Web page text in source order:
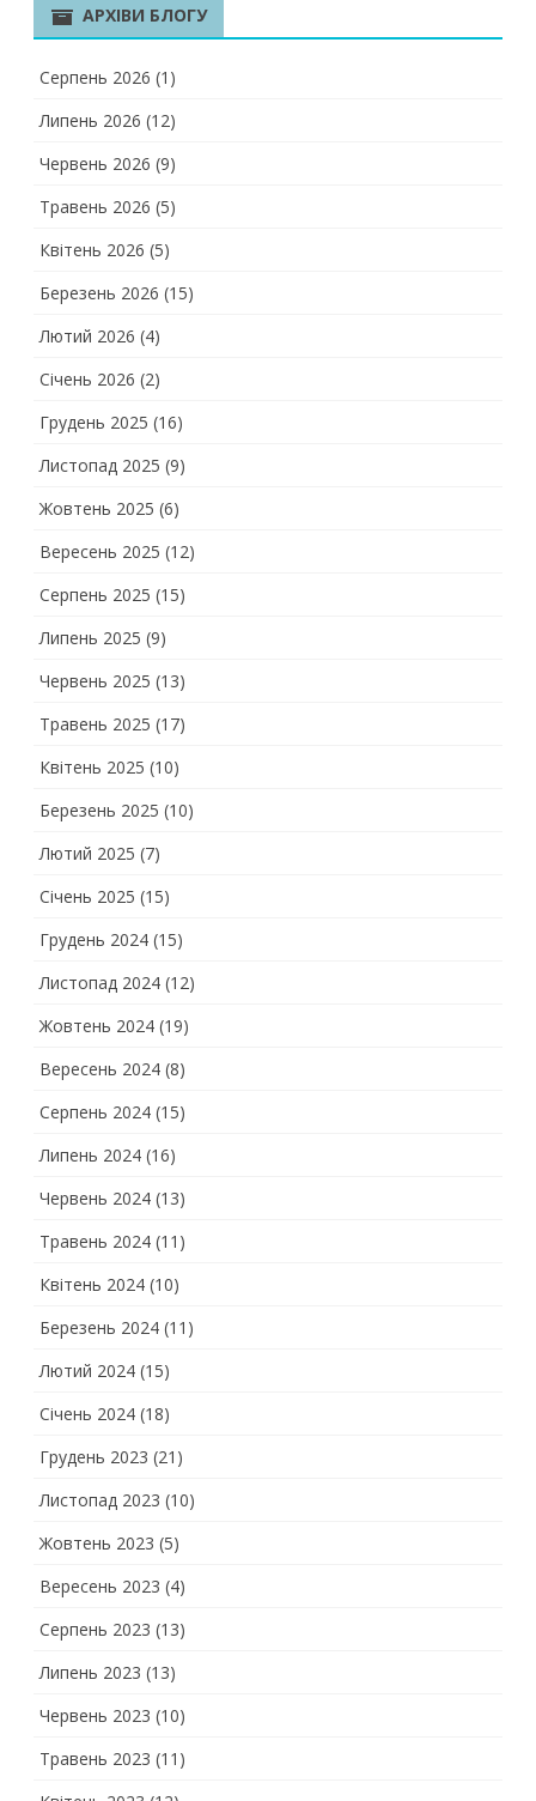
АРХІВИ БЛОГУ
Серпень 2026 (1)
Липень 2026 (12)
Червень 2026 (9)
Травень 2026 (5)
Квітень 2026 (5)
Березень 2026 (15)
Лютий 2026 (4)
Січень 2026 (2)
Грудень 2025 (16)
Листопад 2025 (9)
Жовтень 2025 (6)
Вересень 2025 (12)
Серпень 2025 (15)
Липень 2025 (9)
Червень 2025 (13)
Травень 2025 (17)
Квітень 2025 (10)
Березень 2025 (10)
Лютий 2025 (7)
Січень 2025 (15)
Грудень 2024 (15)
Листопад 2024 (12)
Жовтень 2024 (19)
Вересень 2024 (8)
Серпень 2024 (15)
Липень 2024 (16)
Червень 2024 (13)
Травень 2024 (11)
Квітень 2024 (10)
Березень 2024 (11)
Лютий 2024 (15)
Січень 2024 (18)
Грудень 2023 (21)
Листопад 2023 (10)
Жовтень 2023 (5)
Вересень 2023 (4)
Серпень 2023 (13)
Липень 2023 (13)
Червень 2023 (10)
Травень 2023 (11)